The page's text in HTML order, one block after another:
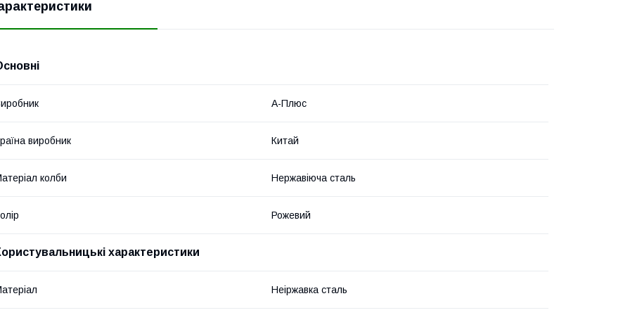
А-Плюс
виробник Китай
колби Нержавіюча сталь
Рожевий
характеристики
Неіржавка сталь